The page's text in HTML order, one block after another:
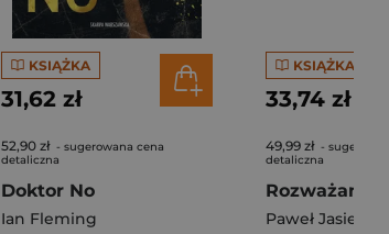
KSIĄŻKA
31,62 zł
52,90 zł - sugerowana cena
detaliczna
Doktor No
Ian Fleming
KSIĄŻKA
33,74 zł
49,99 zł -
detaliczna
Paweł Jasienica